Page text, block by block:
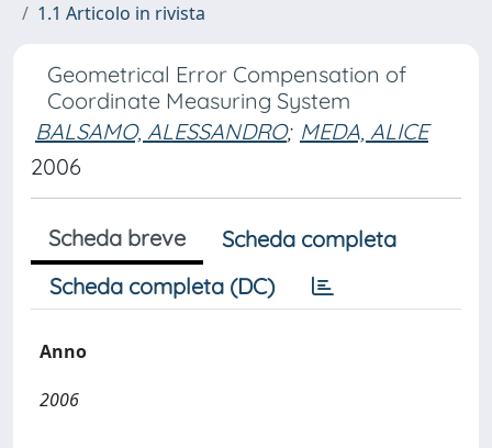
1.1 Articolo in rivista
Geometrical Error Compensation of
Coordinate Measuring System
BALSAMO, ALESSANDRO; MEDA, ALICE
2006
Scheda breve
Scheda completa
Scheda completa (DC)
Anno
2006